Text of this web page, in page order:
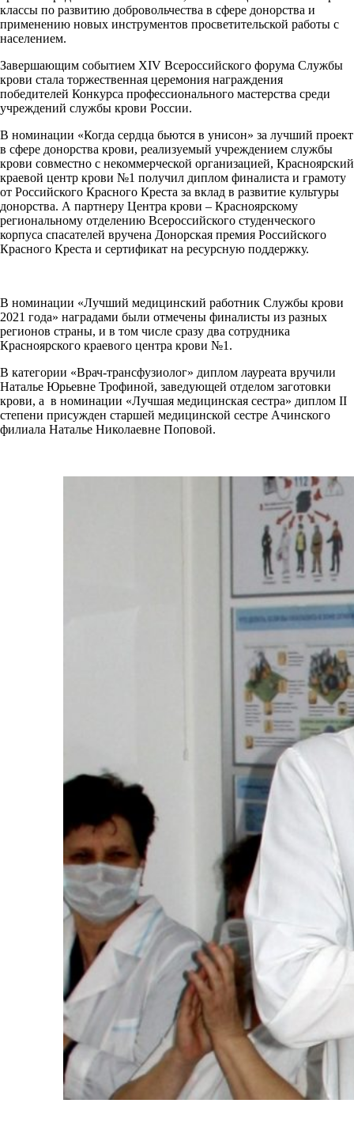
классы по развитию добровольчества в сфере донорства и
применению новых инструментов просветительской работы с
населением.
Завершающим событием XIV Всероссийского форума Службы
крови стала торжественная церемония награждения
победителей Конкурса профессионального мастерства среди
учреждений службы крови России.
В номинации «Когда сердца бьются в унисон» за лучший проект
в сфере донорства крови, реализуемый учреждением службы
крови совместно с некоммерческой организацией, Красноярский
краевой центр крови №1 получил диплом финалиста и грамоту
от Российского Красного Креста за вклад в развитие культуры
донорства. А партнеру Центра крови – Красноярскому
региональному отделению Всероссийского студенческого
корпуса спасателей вручена Донорская премия Российского
Красного Креста и сертификат на ресурсную поддержку.
В номинации «Лучший медицинский работник Службы крови
2021 года» наградами были отмечены финалисты из разных
регионов страны, и в том числе сразу два сотрудника
Красноярского краевого центра крови №1.
В категории «Врач-трансфузиолог» диплом лауреата вручили
Наталье Юрьевне Трофиной, заведующей отделом заготовки
крови, а в номинации «Лучшая медицинская сестра» диплом II
степени присужден старшей медицинской сестре Ачинского
филиала Наталье Николаевне Поповой.